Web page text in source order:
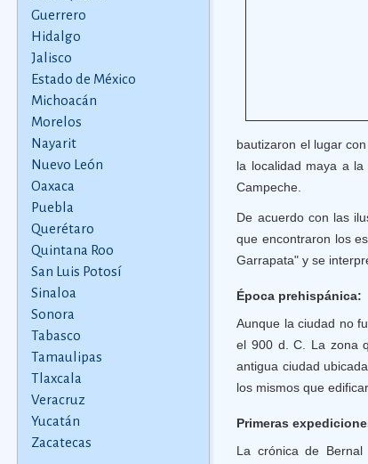
Guerrero
Hidalgo
Jalisco
Estado de México
Michoacán
Morelos
Nayarit
Nuevo León
Oaxaca
Puebla
Querétaro
Quintana Roo
San Luis Potosí
Sinaloa
Sonora
Tabasco
Tamaulipas
Tlaxcala
Veracruz
Yucatán
Zacatecas
bautizaron el lugar
la localidad maya a
Campeche.
De acuerdo con las
que encontraron los
Garrapata" y se
Época prehispánica:
Aunque la ciudad no
el 900 d. C. La zona
antigua ciudad
los mismos que
Primeras
La crónica de